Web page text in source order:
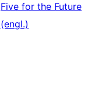
Five for the Future
(engl.)